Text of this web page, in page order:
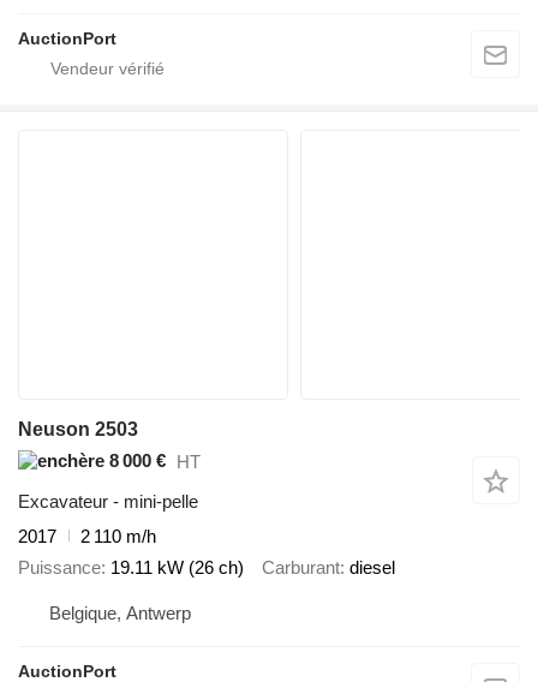
AuctionPort
Neuson 2503
8 000 €
HT
Excavateur - mini-pelle
2017
2 110 m/h
Puissance 19.11 kW (26 ch) Carburant diesel
Belgique, Antwerp
AuctionPort